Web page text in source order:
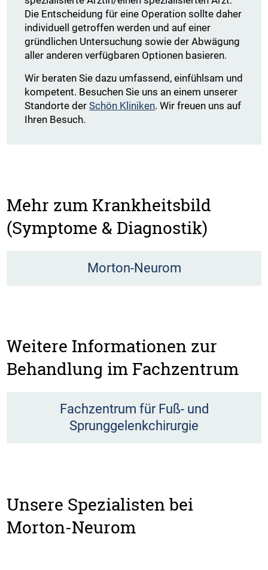
Die Entscheidung für eine Operation sollte daher
individuell getroffen werden und auf einer
gründlichen Untersuchung sowie der Abwägung
aller anderen verfügbaren Optionen basieren.
Wir beraten Sie dazu umfassend, einfühlsam und
kompetent. Besuchen Sie uns an einem unserer
Standorte derSchön Kliniken. Wir freuen uns auf
Ihren Besuch.
Mehr zum Krankheitsbild
(Symptome & Diagnostik)
Morton-Neurom
Weitere Informationen zur
Behandlung im Fachzentrum
Fachzentrum für Fuß- und
Sprunggelenkchirurgie
Unsere Spezialisten bei
Morton-Neurom